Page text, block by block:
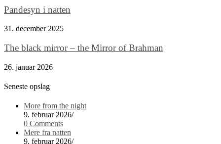
Pandesyn i natten
31. december 2025
The black mirror – the Mirror of Brahman
26. januar 2026
Seneste opslag
More from the night
9. februar 2026/
0 Comments
Mere fra natten
9. februar 2026/